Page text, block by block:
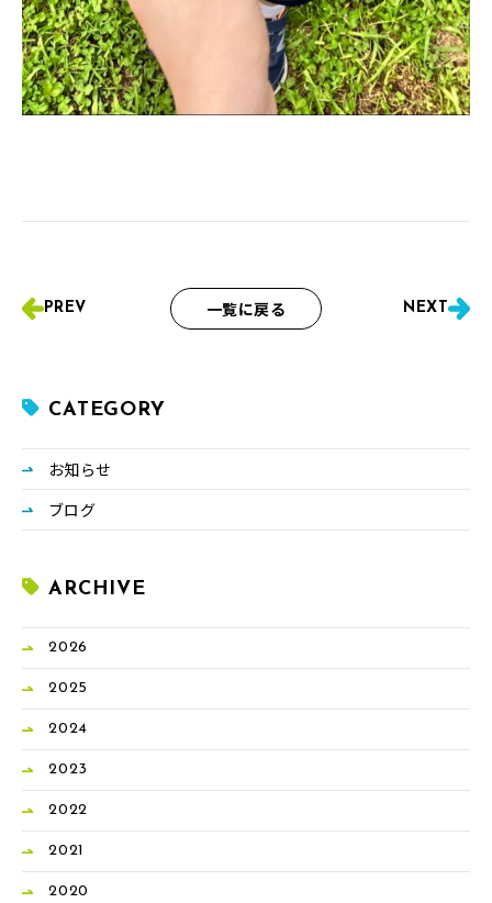
PREV 一覧に戻る NEXT
CATEGORY
お知らせ
ブログ
ARCHIVE
2026
2025
2024
2023
2022
2021
2020